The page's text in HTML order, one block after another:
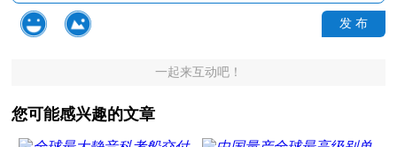
发 布
一起来互动吧！
您可能感兴趣的文章